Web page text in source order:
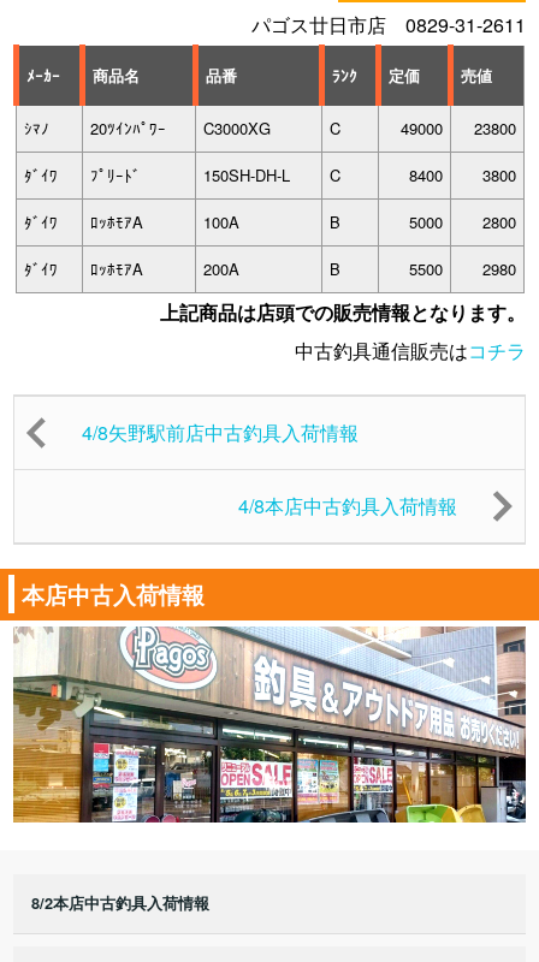
パゴス廿日市店 0829-31-2611
ﾒｰｶｰ 商品名 品番 ﾗﾝｸ 定価 売値
ｼﾏﾉ 20ﾂｲﾝﾊﾟﾜｰ C3000XG C 49000 23800
ﾀﾞｲﾜ ﾌﾟﾘｰﾄﾞ 150SH-DH-L C 8400 3800
ﾀﾞｲﾜ ﾛｯﾎﾓｱA 100A B 5000 2800
ﾀﾞｲﾜ ﾛｯﾎﾓｱA 200A B 5500 2980
上記商品は店頭での販売情報となります。
中古釣具通信販売はコチラ
4/8矢野駅前店中古釣具入荷情報
4/8本店中古釣具入荷情報
本店中古入荷情報
8/2本店中古釣具入荷情報